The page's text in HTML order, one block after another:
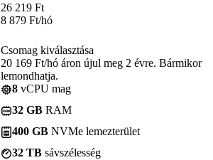
26 219 Ft
8 879 Ft/hó
Csomag kiválasztása
20 169 Ft/hó áron újul meg 2 évre. Bármikor
lemondhatja.
8 vCPU mag
32 GB RAM
400 GB NVMe lemezterület
32 TB sávszélesség